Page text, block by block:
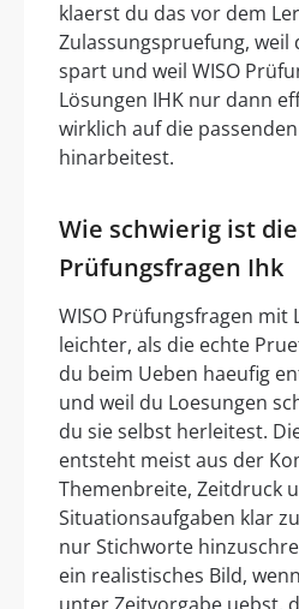
klaerst du das vor dem
Zulassungspruefung, weil
spart und weil WISO
Lösungen IHK nur dann
wirklich auf die
hinarbeitest.
Wie schwierig ist
Prüfungsfragen Ihk
WISO Prüfungsfragen mit
leichter, als die echte
du beim Ueben haeufig
und weil du Loesungen
du sie selbst herleitest.
entsteht meist aus der
Themenbreite, Zeitdruck
Situationsaufgaben klar
nur Stichworte
ein realistisches Bild,